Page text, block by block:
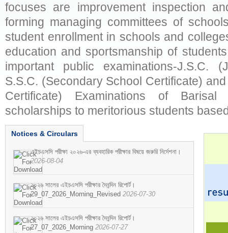
focuses are improvement inspection
forming managing committees of
student enrollment in schools and
education and sportsmanship of
important public examinations-J.S.C.
S.S.C. (Secondary School Certificate)
Certificate) Examinations of
scholarships to meritorious students
Notices & Circulars
এইচএসসি পরীক্ষা ২০২৬-এর ব্যবহারিক পরীক্ষার বিষয়ে জরুরি নির্দেশনা।
2026-08-04
২০২৬ সালের এইচএসসি পরীক্ষার দৈনন্দিন রিপোর্ট।
29_07_2026_Morning_Revised 2026-07-30
২০২৬ সালের এইচএসসি পরীক্ষার দৈনন্দিন রিপোর্ট।
27_07_2026_Morning 2026-07-27